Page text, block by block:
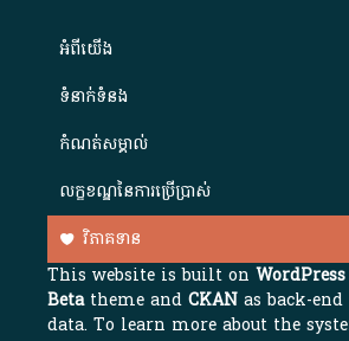
អំពី​យើង​
ទំនាក់ទំនង
កំណត់សម្គាល់
លក្ខខណ្ឌនៃការប្រើប្រាស់
វិភាគទាន
This website is built onWordPress
Betatheme andCKAN as back-
data. To learn more about the